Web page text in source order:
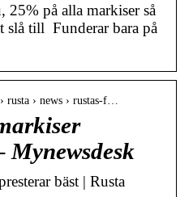
25% på alla markiser så
slå till Funderar bara på
rusta › news › rustas-f…
Mynewsdesk
bäst | Rusta